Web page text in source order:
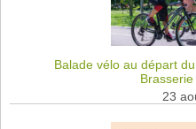
Balade vélo au départ
23